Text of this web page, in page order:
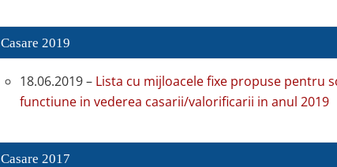
Casare 2019
18.06.2019 – Lista cu mijloacele fixe propuse pentru
functiune in vederea casarii/valorificarii in anul 2019
Casare 2017